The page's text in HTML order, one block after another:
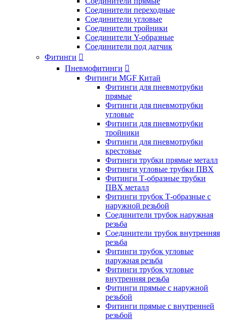
Соединители переходные
Соединители угловые
Соединители тройники
Соединители Y-образные
Соединители под датчик
Фитинги 
Пневмофитинги 
Фитинги MGF Китай
Фитинги для пневмотрубки
прямые
Фитинги для пневмотрубки
угловые
Фитинги для пневмотрубки
тройники
Фитинги для пневмотрубки
крестовые
Фитинги трубки прямые металл
Фитинги угловые трубки ПВХ
Фитинги Т-образные трубки
ПВХ металл
Фитинги трубок Т-образные с
наружной резьбой
Соединители трубок наружная
резьба
Соединители трубок внутренняя
резьба
Фитинги трубок угловые
наружная резьба
Фитинги трубок угловые
внутренняя резьба
Фитинги прямые с наружной
резьбой
Фитинги прямые с внутренней
резьбой